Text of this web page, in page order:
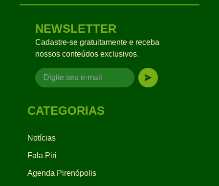
NEWSLETTER
Cadastre-se gratuitamente e receba
nossos conteúdos exclusivos.
CATEGORIAS
Notícias
Fala Piri
Agenda Pirenópolis